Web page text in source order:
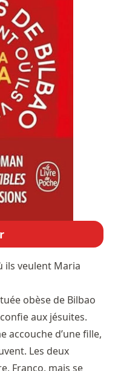
ils veulent Maria
obèse de Bilbao
aux jésuites.
accouche d’une fille,
Les deux
Franco, mais se